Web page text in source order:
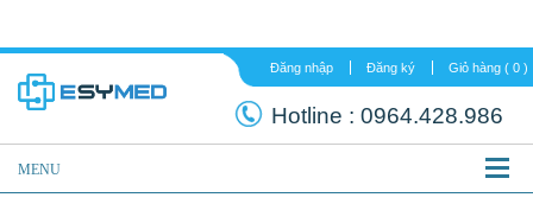
Đăng nhập Đăng ký
Hotline :
MENU